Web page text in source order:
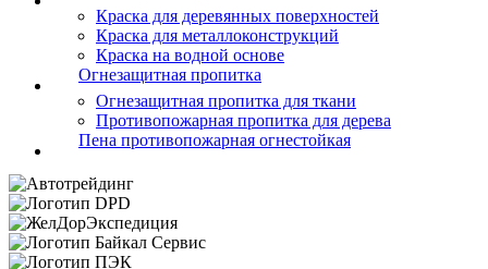
Краска для деревянных поверхностей
Краска для металлоконструкций
Краска на водной основе
Огнезащитная пропитка
Огнезащитная пропитка для ткани
Противопожарная пропитка для дерева
Пена противопожарная огнестойкая